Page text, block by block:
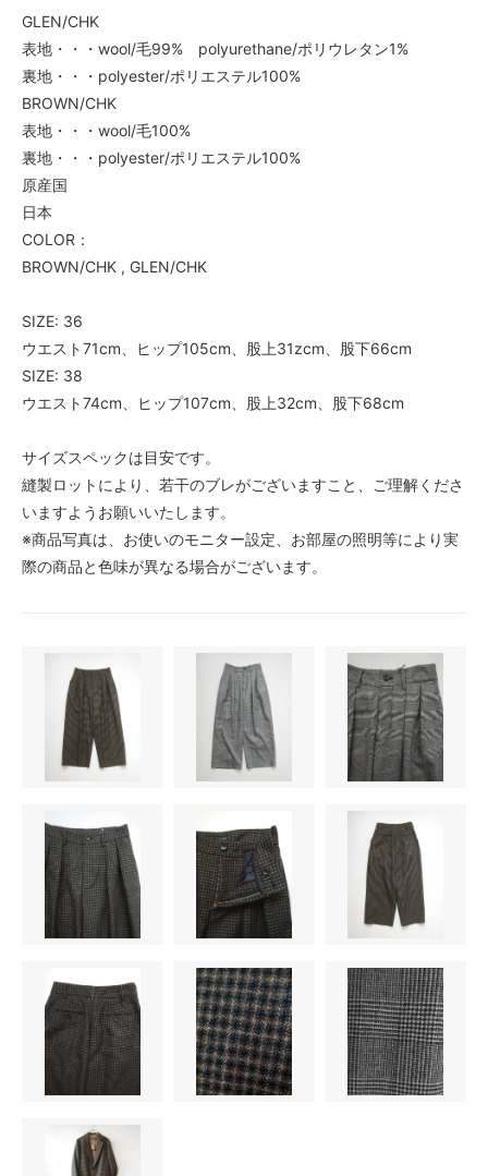
GLEN/CHK
表地・・・wool/毛99% polyurethane/ポリウレタン1%
裏地・・・polyester/ポリエステル100%
BROWN/CHK
表地・・・wool/毛100%
裏地・・・polyester/ポリエステル100%
原産国
日本
COLOR：
BROWN/CHK , GLEN/CHK
SIZE: 36
ウエスト71cm、ヒップ105cm、股上31zcm、股下66cm
SIZE: 38
ウエスト74cm、ヒップ107cm、股上32cm、股下68cm
サイズスペックは目安です。
縫製ロットにより、若干のブレがございますこと、ご理解くださ
いますようお願いいたします。
※商品写真は、お使いのモニター設定、お部屋の照明等により実
際の商品と色味が異なる場合がございます。